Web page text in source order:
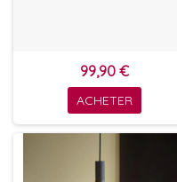
99,90 €
ACHETER